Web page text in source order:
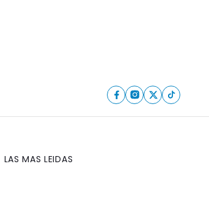
LAS MAS LEIDAS